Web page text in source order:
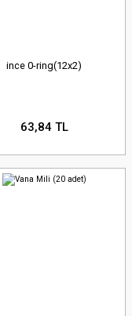
ince 0-ring(12x2)
63,84 TL